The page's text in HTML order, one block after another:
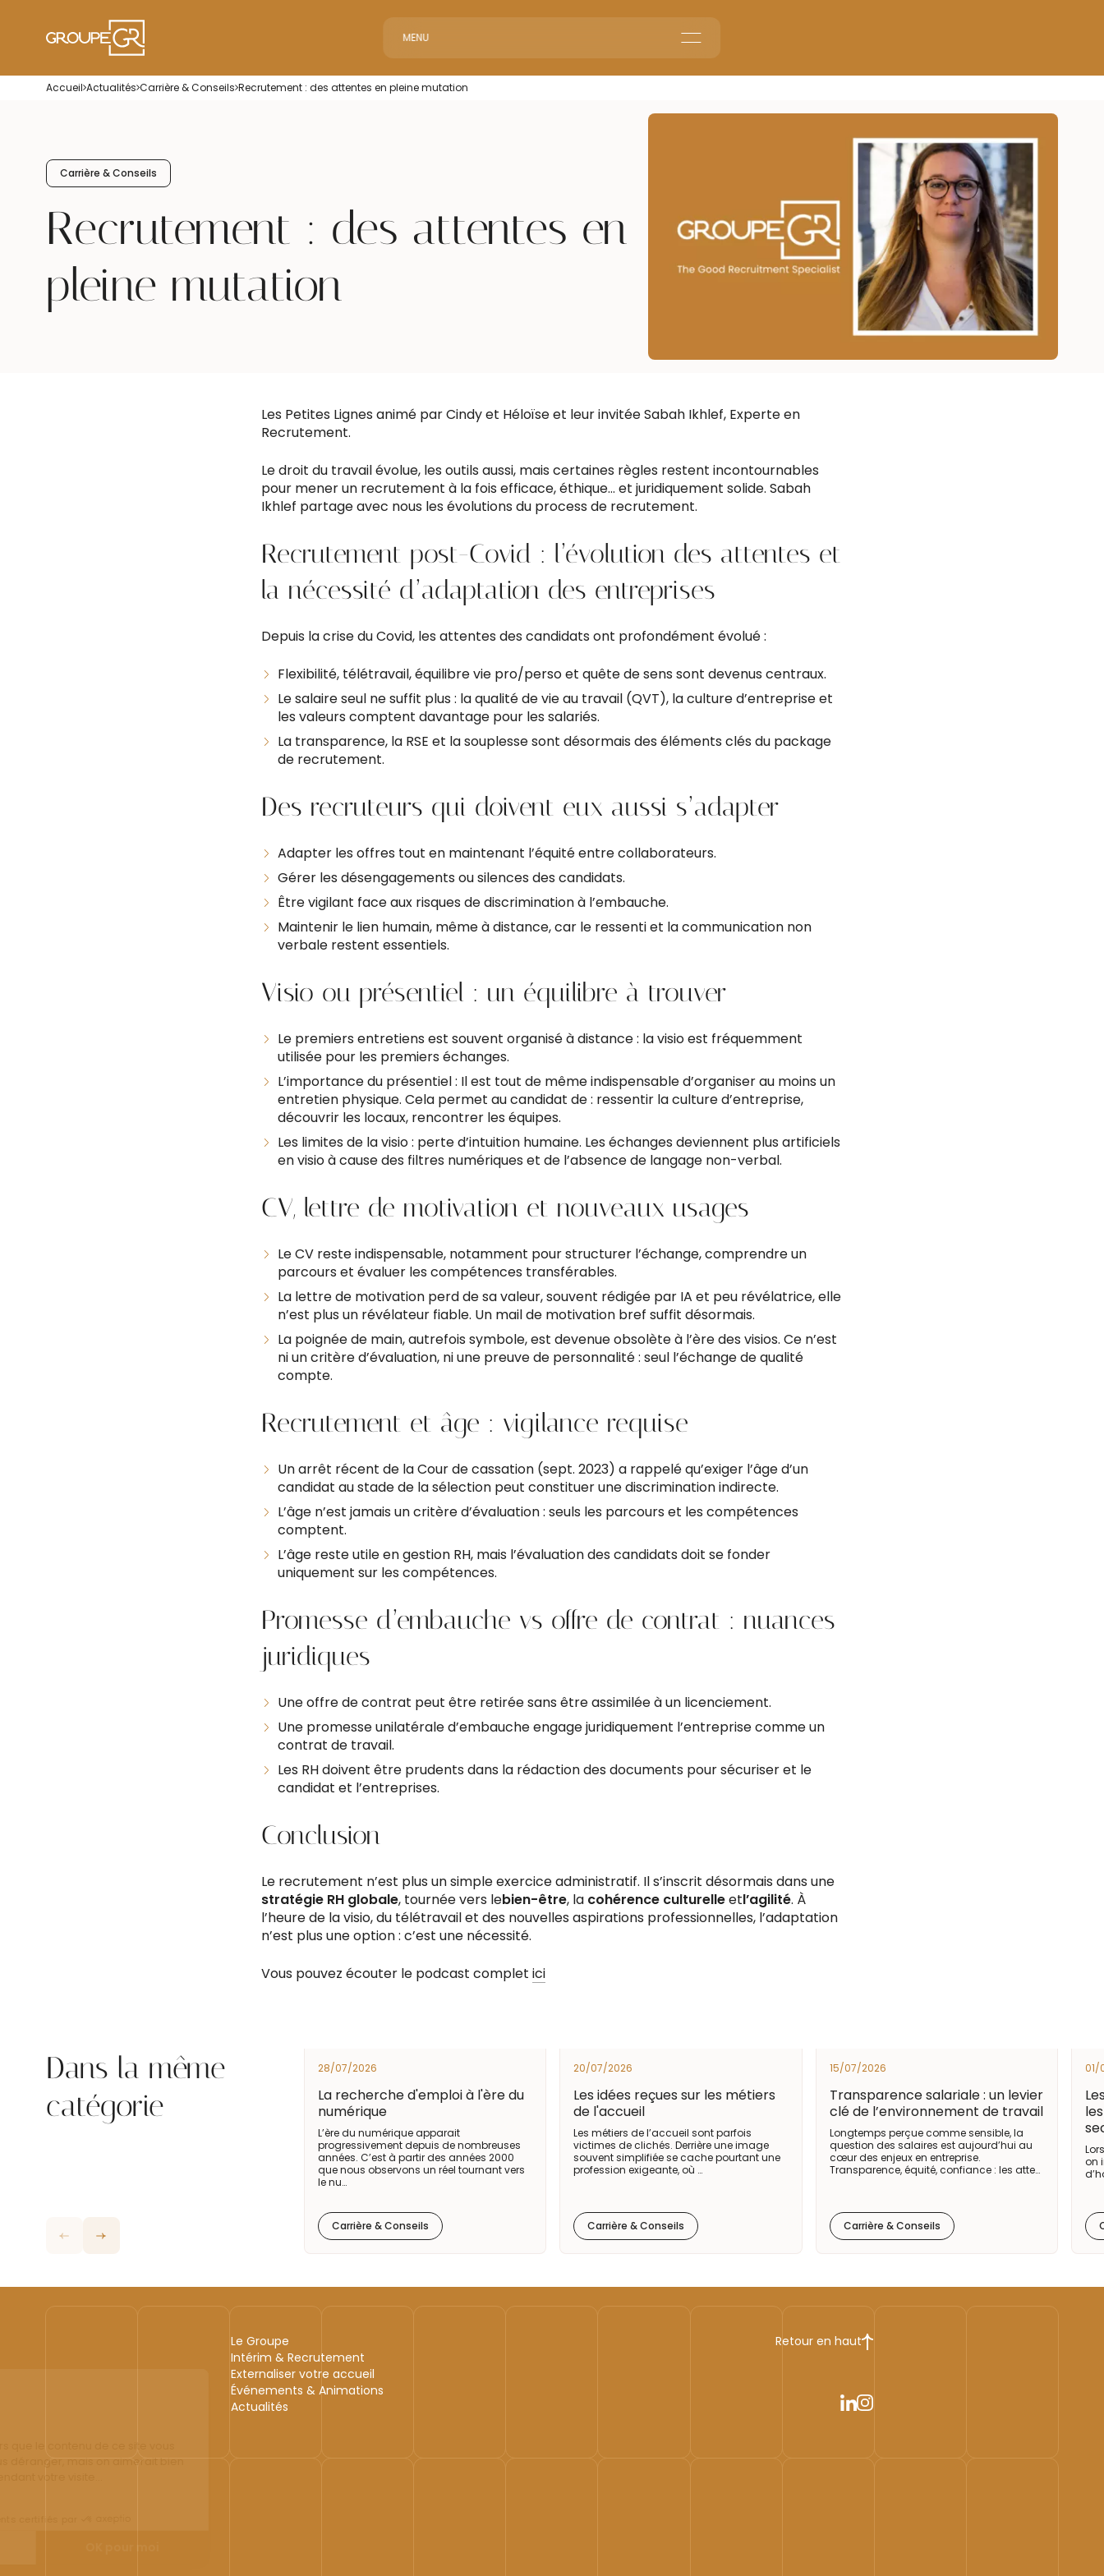
MENU
Le groupe GR
Accueil Actualités Carrière & Conseils Recrutement : des attentes en pleine mutation
Carrière & Conseils
Recrutement : des attentes en
pleine mutation
Les Petites Lignes animé par Cindy et Héloïse et leur invitée Sabah Ikhlef, Experte en
Recrutement.
Le droit du travail évolue, les outils aussi, mais certaines règles restent incontournables
pour mener un recrutement à la fois efficace, éthique… et juridiquement solide. Sabah
Ikhlef partage avec nous les évolutions du process de recrutement.
Recrutement post-Covid : l’évolution des attentes et
la nécessité d’adaptation des entreprises
Depuis la crise du Covid, les attentes des candidats ont profondément évolué :
Flexibilité, télétravail, équilibre vie pro/perso et quête de sens sont devenus centraux.
Le salaire seul ne suffit plus : la qualité de vie au travail (QVT), la culture d’entreprise et
les valeurs comptent davantage pour les salariés.
La transparence, la RSE et la souplesse sont désormais des éléments clés du package
de recrutement.
Des recruteurs qui doivent eux aussi s’adapter
Adapter les offres tout en maintenant l’équité entre collaborateurs.
Gérer les désengagements ou silences des candidats.
Être vigilant face aux risques de discrimination à l’embauche.
Maintenir le lien humain, même à distance, car le ressenti et la communication non
verbale restent essentiels.
Visio ou présentiel : un équilibre à trouver
Le premiers entretiens est souvent organisé à distance : la visio est fréquemment
utilisée pour les premiers échanges.
L’importance du présentiel : Il est tout de même indispensable d’organiser au moins un
entretien physique. Cela permet au candidat de : ressentir la culture d’entreprise,
découvrir les locaux, rencontrer les équipes.
Les limites de la visio : perte d’intuition humaine. Les échanges deviennent plus artificiels
en visio à cause des filtres numériques et de l’absence de langage non-verbal.
CV, lettre de motivation et nouveaux usages
Le CV reste indispensable, notamment pour structurer l’échange, comprendre un
parcours et évaluer les compétences transférables.
La lettre de motivation perd de sa valeur, souvent rédigée par IA et peu révélatrice, elle
n’est plus un révélateur fiable. Un mail de motivation bref suffit désormais.
La poignée de main, autrefois symbole, est devenue obsolète à l’ère des visios. Ce n’est
ni un critère d’évaluation, ni une preuve de personnalité : seul l’échange de qualité
compte.
Recrutement et âge : vigilance requise
Un arrêt récent de la Cour de cassation (sept. 2023) a rappelé qu’exiger l’âge d’un
candidat au stade de la sélection peut constituer une discrimination indirecte.
L’âge n’est jamais un critère d’évaluation : seuls les parcours et les compétences
comptent.
L’âge reste utile en gestion RH, mais l’évaluation des candidats doit se fonder
uniquement sur les compétences.
Promesse d’embauche vs offre de contrat : nuances
juridiques
Une offre de contrat peut être retirée sans être assimilée à un licenciement.
Une promesse unilatérale d’embauche engage juridiquement l’entreprise comme un
contrat de travail.
Les RH doivent être prudents dans la rédaction des documents pour sécuriser et le
candidat et l’entreprises.
Conclusion
Le recrutement n’est plus un simple exercice administratif. Il s’inscrit désormais dans une
stratégie RH globale, tournée vers lebien-être, la cohérence culturelleetl’agilité. À
l’heure de la visio, du télétravail et des nouvelles aspirations professionnelles, l’adaptation
n’est plus une option : c’est une nécessité.
Vous pouvez écouter le podcast complet ici
Dans la même
catégorie
28/07/2026
La recherche d'emploi à l'ère du
numérique
L’ère du numérique apparait
progressivement depuis de nombreuses
années. C’est à partir des années 2000
que nous observons un réel tournant vers
le nu…
Carrière & Conseils
20/07/2026
Les idées reçues sur les métiers
de l'accueil
Les métiers de l’accueil sont parfois
victimes de clichés. Derrière une image
souvent simplifiée se cache pourtant une
profession exigeante, où …
Carrière & Conseils
15/07/2026
Transparence salariale : un levier
clé de l’environnement de travail
Longtemps perçue comme sensible, la
question des salaires est aujourd’hui au
cœur des enjeux en entreprise.
Transparence, équité, confiance : les atte…
Carrière & Conseils
01/
on
Le Groupe
Intérim & Recrutement
Externaliser votre accueil
Événements & Animations
Actualités
Retour en haut